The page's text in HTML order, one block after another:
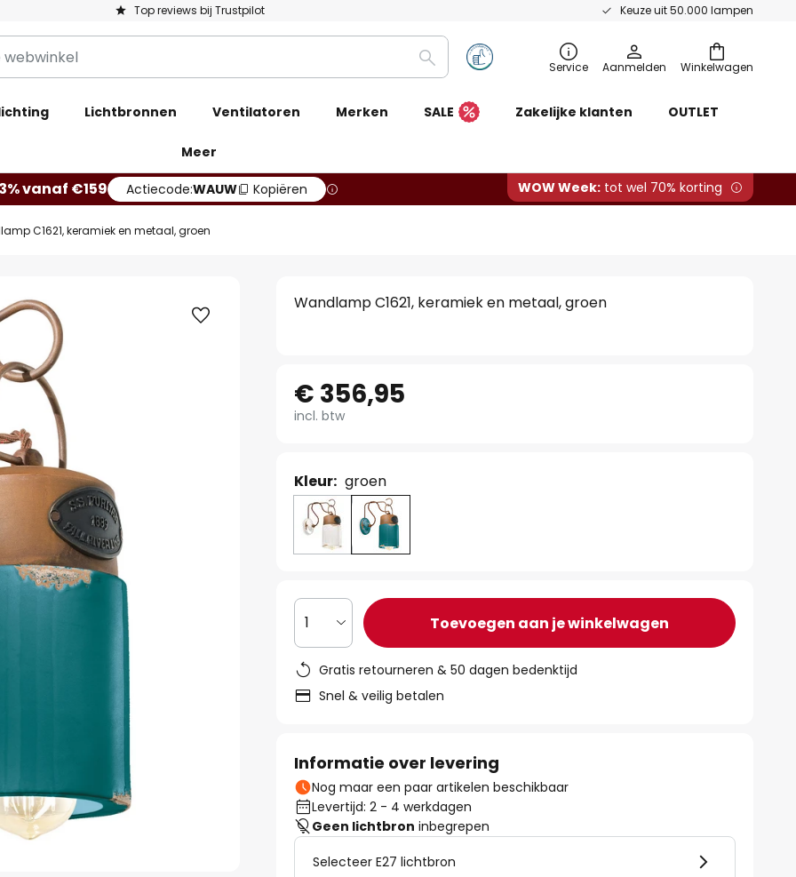
Top reviews bij Trustpilot Keuze uit 50.000 lampen
Winkelwagen
Zoeken Service Aanmelden
Lichtbronnen Ventilatoren Merken SALE Zakelijke klanten OUTLET
Meer
vanaf €159 Actiecode:WAUW Kopiëren WOW Week: tot wel 70% korting
C1621, keramiek en metaal, groen
Wandlamp C1621, keramiek en metaal, groen
€ 356,95
incl. btw
Kleur: groen
1 Toevoegen aan je winkelwagen
Gratis retourneren & 50 dagen bedenktijd
Snel & veilig betalen
Informatie over levering
Nog maar een paar artikelen beschikbaar
Levertijd: 2 - 4 werkdagen
Geen lichtbron inbegrepen
Selecteer E27 lichtbron